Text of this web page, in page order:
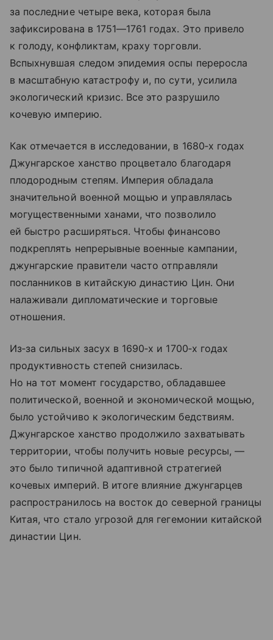
за последние четыре века, которая была
зафиксирована в 1751—1761 годах. Это привело
к голоду, конфликтам, краху торговли.
Вспыхнувшая следом эпидемия оспы переросла
в масштабную катастрофу и, по сути, усилила
экологический кризис. Все это разрушило
кочевую империю.
Как отмечается в исследовании, в 1680‑х годах
Джунгарское ханство процветало благодаря
плодородным степям. Империя обладала
значительной военной мощью и управлялась
могущественными ханами, что позволило
ей быстро расширяться. Чтобы финансово
подкреплять непрерывные военные кампании,
джунгарские правители часто отправляли
посланников в китайскую династию Цин. Они
налаживали дипломатические и торговые
отношения.
Из‑за сильных засух в 1690‑х и 1700‑х годах
продуктивность степей снизилась.
Но на тот момент государство, обладавшее
политической, военной и экономической мощью,
было устойчиво к экологическим бедствиям.
Джунгарское ханство продолжило захватывать
территории, чтобы получить новые ресурсы, —
это было типичной адаптивной стратегией
кочевых империй. В итоге влияние джунгарцев
распространилось на восток до северной границы
Китая, что стало угрозой для гегемонии китайской
династии Цин.